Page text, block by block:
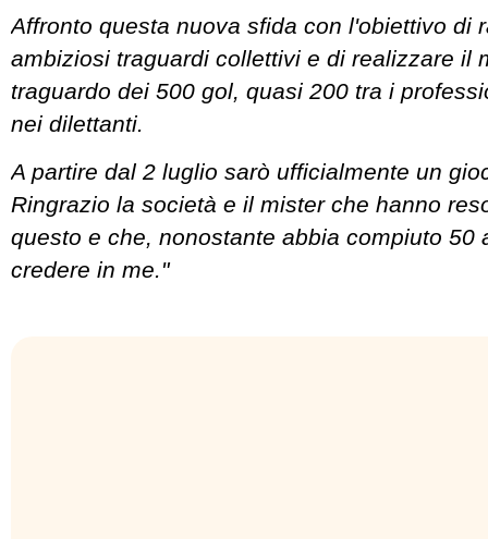
Affronto questa nuova sfida con l'obiettivo di
ambiziosi traguardi collettivi e di realizzare il
traguardo dei 500 gol, quasi 200 tra i
nei dilettanti.
A partire dal 2 luglio sarò ufficialmente un
Ringrazio la società e il mister che hanno
questo e che, nonostante abbia compiuto 50
credere in me."